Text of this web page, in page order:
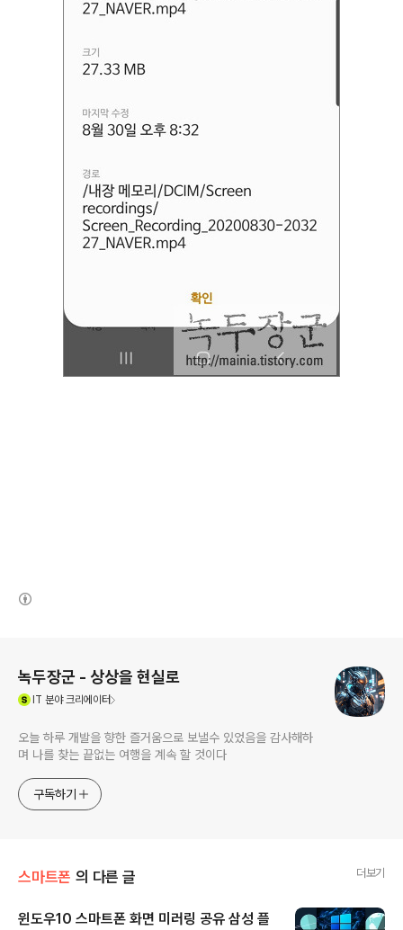
녹두장군 - 상상을 현실로
IT 분야 크리에이터
오늘 하루 개발을 향한 즐거움으로 보낼수 있었음을 감사해하
며 나를 찾는 끝없는 여행을 계속 할 것이다
구독하기
스마트폰 의 다른 글 더보기
윈도우10 스마트폰 화면 미러링 공유 삼성 플